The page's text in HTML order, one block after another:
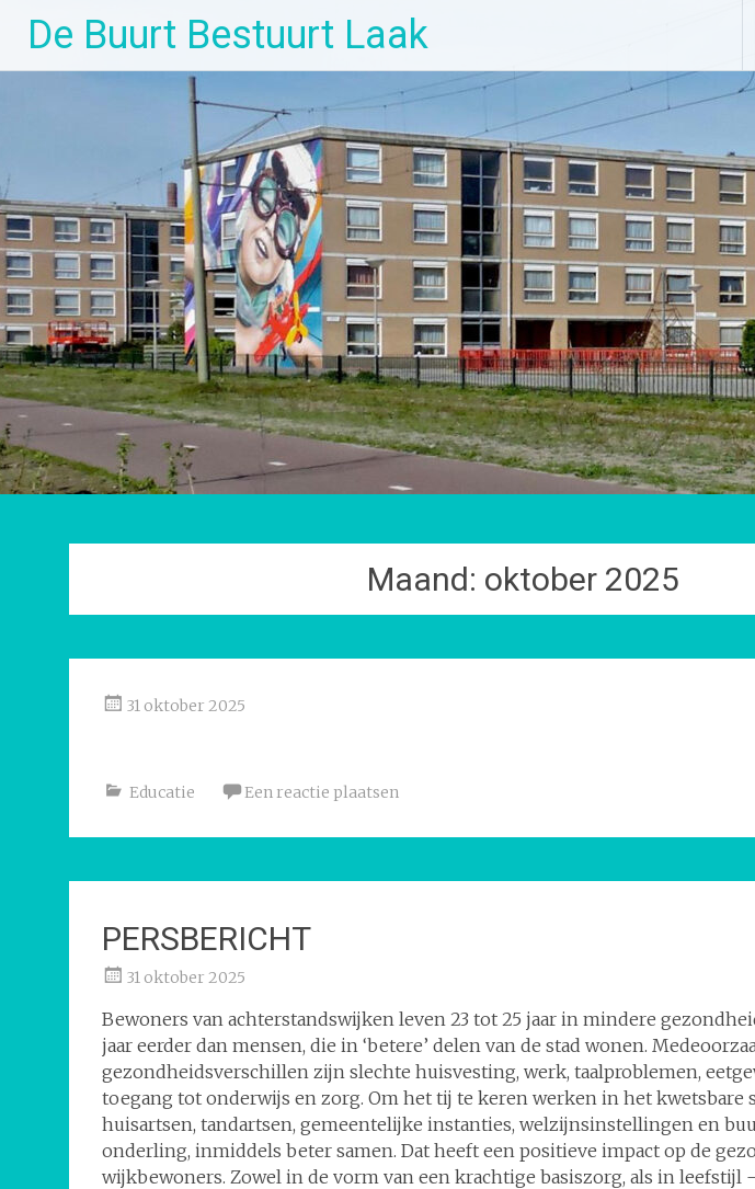
de
De Buurt Bestuurt Laak
Maand: oktober 2025
31 oktober 2025
Educatie Een reactie plaatsen
PERSBERICHT
31 oktober 2025
Bewoners van achterstandswijken leven 23 tot 25 jaar in mindere
jaar eerder dan mensen, die in ‘betere’ delen van de stad wonen.
gezondheidsverschillen zijn slechte huisvesting, werk, taalproblemen,
toegang tot onderwijs en zorg. Om het tij te keren werken in het kwetsbare
huisartsen, tandartsen, gemeentelijke instanties, welzijnsinstellingen en
onderling, inmiddels beter samen. Dat heeft een positieve impact op de
wijkbewoners. Zowel in de vorm van een krachtige basiszorg, als in leefstijl